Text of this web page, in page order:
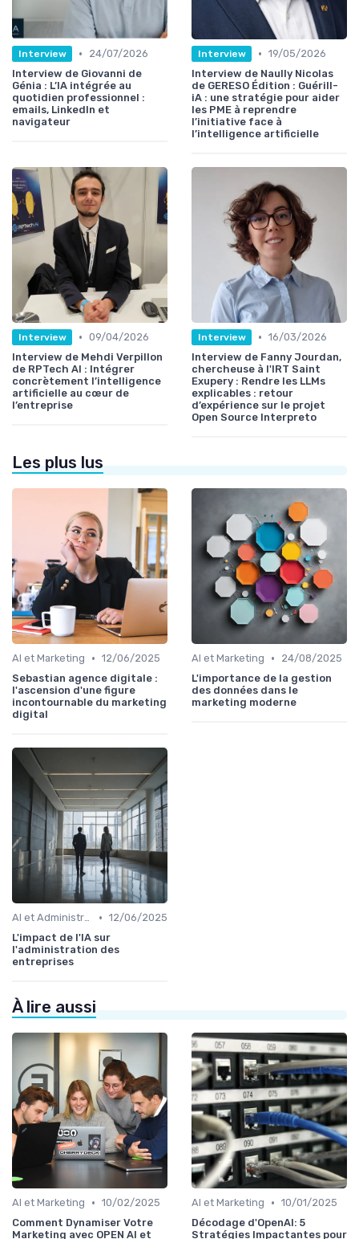
Interview •
24/07/2026
Interview de Giovanni de
Génia : L’IA intégrée au
quotidien professionnel :
emails, LinkedIn et
navigateur
Interview • 19/05/2026
Interview de Naully Nicolas
de GERESO Édition : Guérill-
iA : une stratégie pour aider
les PME à reprendre
l’initiative face à
l’intelligence artificielle
Interview • 09/04/2026
Interview de Mehdi Verpillon
de RPTech AI : Intégrer
concrètement l’intelligence
artificielle au cœur de
l’entreprise
Interview • 16/03/2026
Interview de Fanny Jourdan,
chercheuse à l'IRT Saint
Exupery : Rendre les LLMs
explicables : retour
d’expérience sur le projet
Open Source Interpreto
Les plus lus
AI et Marketing • 12/06/2025
Sebastian agence digitale :
l'ascension d'une figure
incontournable du marketing
digital
AI et Marketing •
24/08/2025
L'importance de la gestion
des données dans le
marketing moderne
AI et Administration • 12/06/2025
L'impact de l'IA sur
l'administration des
entreprises
À lire aussi
AI et Marketing • 10/02/2025
Comment Dynamiser Votre
Marketing avec OPEN AI et
AI et Marketing • 10/01/2025
Décodage d'OpenAI: 5
Stratégies Impactantes pour